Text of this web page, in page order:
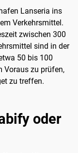
Lanseria ins
Verkehrsmittel.
zwischen 300
sind in der
50 bis 100
Voraus zu prüfen,
zu treffen.
oder